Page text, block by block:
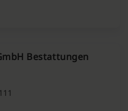
Bestattungen